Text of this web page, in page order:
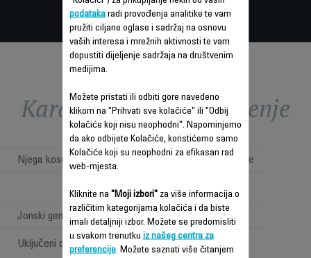
Karakteristike - Poređenje
Njega kose
Profesionalno sušenje
(BLDC)
Jonski generator
Uključeni dodaci
2 koncentratora +
difuzer
podatakaradi provođenja analitike te vam
pružiti ciljane oglase i sadržaj na osnovu
vaših interesa i mrežnih aktivnosti te vam
dopustiti dijeljenje sadržaja na društvenim
medijima.
Možete pristati ili odbiti gore navedeno
klikom na "Prihvati sve kolačiće" ili "Odbij
kolačiće koji nisu neophodni". Napominjemo
da ako odbijete Kolačiće, koristićemo samo
Kolačiće koji su neophodni za efikasan rad
web-mjesta.
Kliknite na "Moji izbori"za više informacija o
različitim kategorijama kolačića i da biste
imali detaljniji izbor. Možete se predomisliti
u svakom trenutku iz našeg centra za
preferencije. Možete saznati više čitanjem